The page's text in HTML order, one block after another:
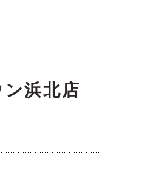
イオンについて
ン浜北店